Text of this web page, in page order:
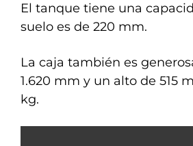
El tanque tiene una
suelo es de 220 mm.
La caja también es
1.620 mm y un alto de 515
kg.